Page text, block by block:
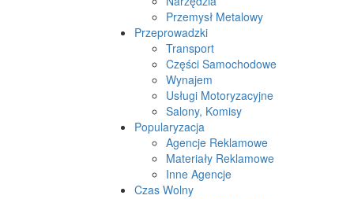
Przemysł Metalowy
Przeprowadzki
Transport
Części Samochodowe
Wynajem
Usługi Motoryzacyjne
Salony, Komisy
Popularyzacja
Agencje Reklamowe
Materiały Reklamowe
Inne Agencje
Czas Wolny